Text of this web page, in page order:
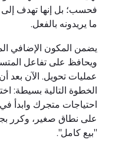
فحسب؛ بل إنها تهدف
ما يريدونه بالفعل.
يضمن المكون الإضافي
ويحافظ على تفاعل
عمليات تحويل. الآن بعد
الخطوة التالية بسيطة:
احتياجات متجرك وابدأ
على نطاق صغير، وكرر
"بيع كامل".